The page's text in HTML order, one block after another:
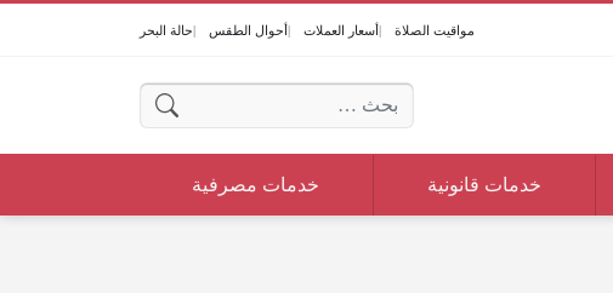
مواقيت الصلاة أسعار العملات أحوال الطقس حالة البحر
البحث عن:
خدمات قانونية خدمات مصرفية